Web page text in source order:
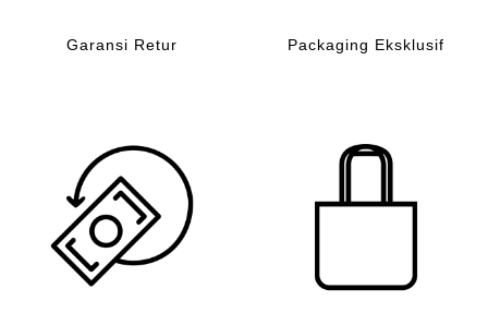
Garansi Retur Packaging Eksklusif